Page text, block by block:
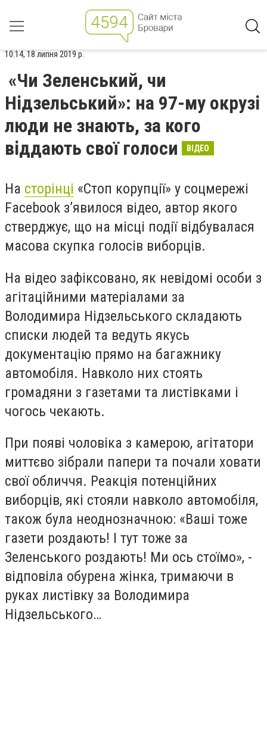
10:14, 18 липня 2019 р.
«Чи Зеленський, чи
Нідзельський»: на 97-му окрузі
люди не знають, за кого
віддають свої голоси
ВІДЕО
На сторінці «Стоп корупції» у соцмережі
Facebook з’явилося відео, автор якого
стверджує, що на місці події відбувалася
масова скупка голосів виборців.
На відео зафіксовано, як невідомі особи з
агітаційними матеріалами за
Володимира Нідзельського складають
списки людей та ведуть якусь
документацію прямо на багажнику
автомобіля. Навколо них стоять
громадяни з газетами та листівками і
чогось чекають.
При появі чоловіка з камерою, агітатори
миттєво зібрали папери та почали ховати
свої обличчя. Реакція потенційних
виборців, які стояли навколо автомобіля,
також була неоднозначною: «Ваші тоже
газети роздають! І тут тоже за
Зеленського роздають! Ми ось стоїмо», -
відповіла обурена жінка, тримаючи в
руках листівку за Володимира
Нідзельського…